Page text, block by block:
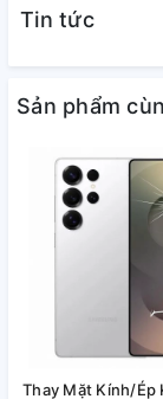
Tin tức
Sản phẩm
Thay Mặt Kính/Ép